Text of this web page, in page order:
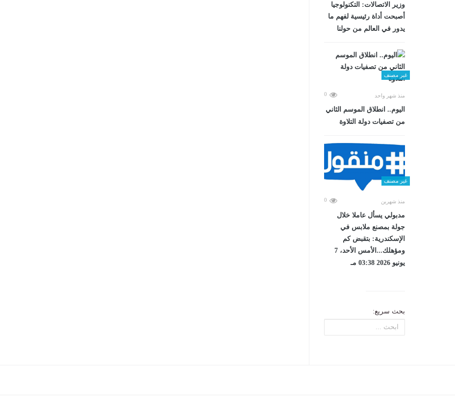
وزير الاتصالات: التكنولوجيا
أصبحت أداة رئيسية لفهم ما
يدور في العالم من حولنا
غير مصنف
منذ شهر واحد 0
اليوم.. انطلاق الموسم الثاني
من تصفيات دولة التلاوة
غير مصنف
منذ شهرين 0
مدبولي يسأل عاملا خلال
جولة بمصنع ملابس في
الإسكندرية: بتقبض كم
ومؤهلك...الأمس الأحد، 7
يونيو 2026 03:38 مـ
بحث سريع: